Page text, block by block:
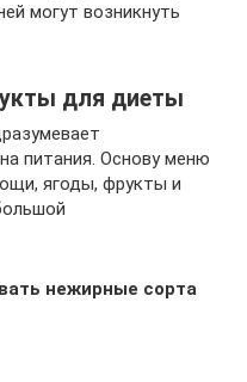
могут возникнуть
для диеты
питания. Основу меню
ягоды, фрукты и
нежирные сорта